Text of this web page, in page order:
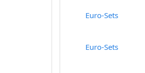
Euro-Sets
Euro-Sets